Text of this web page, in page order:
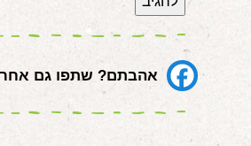
אהבתם? שתפו גם